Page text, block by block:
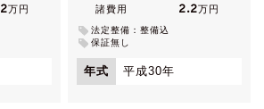
2万円
諸費用
2.2万円
法定整備：整備込
保証無し
年式 平成30年